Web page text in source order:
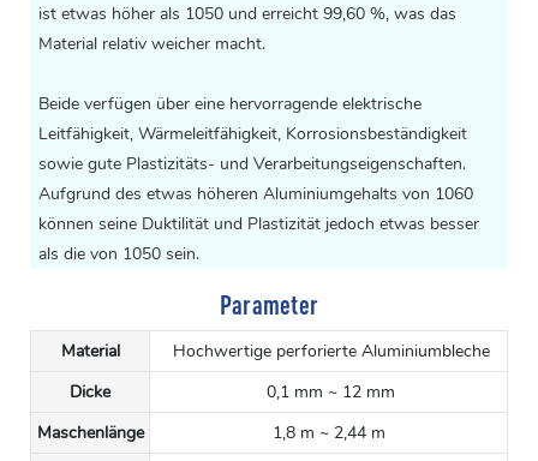
ist etwas höher als 1050 und erreicht 99,60 %, was das
Material relativ weicher macht.
Beide verfügen über eine hervorragende elektrische
Leitfähigkeit, Wärmeleitfähigkeit, Korrosionsbeständigkeit
sowie gute Plastizitäts- und Verarbeitungseigenschaften.
Aufgrund des etwas höheren Aluminiumgehalts von 1060
können seine Duktilität und Plastizität jedoch etwas besser
als die von 1050 sein.
Parameter
Material
Hochwertige perforierte Aluminiumbleche
Dicke
0,1 mm ~ 12 mm
Maschenlänge
1,8 m ~ 2,44 m